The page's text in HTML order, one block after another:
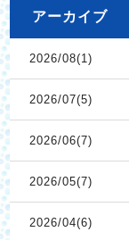
アーカイブ
2026/08(1)
2026/07(5)
2026/06(7)
2026/05(7)
2026/04(6)